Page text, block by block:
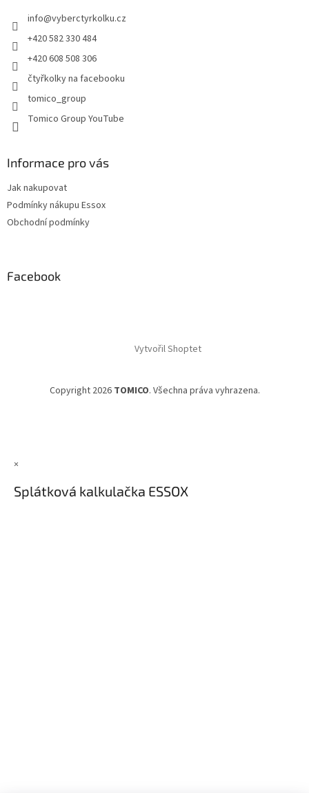
info@vyberctyrkolku.cz
+420 582 330 484
+420 608 508 306
čtyřkolky na facebooku
tomico_group
Tomico Group YouTube
Informace pro vás
Jak nakupovat
Podmínky nákupu Essox
Obchodní podmínky
Facebook
Vytvořil Shoptet
Copyright 2026 TOMICO. Všechna práva vyhrazena.
×
Splátková kalkulačka ESSOX